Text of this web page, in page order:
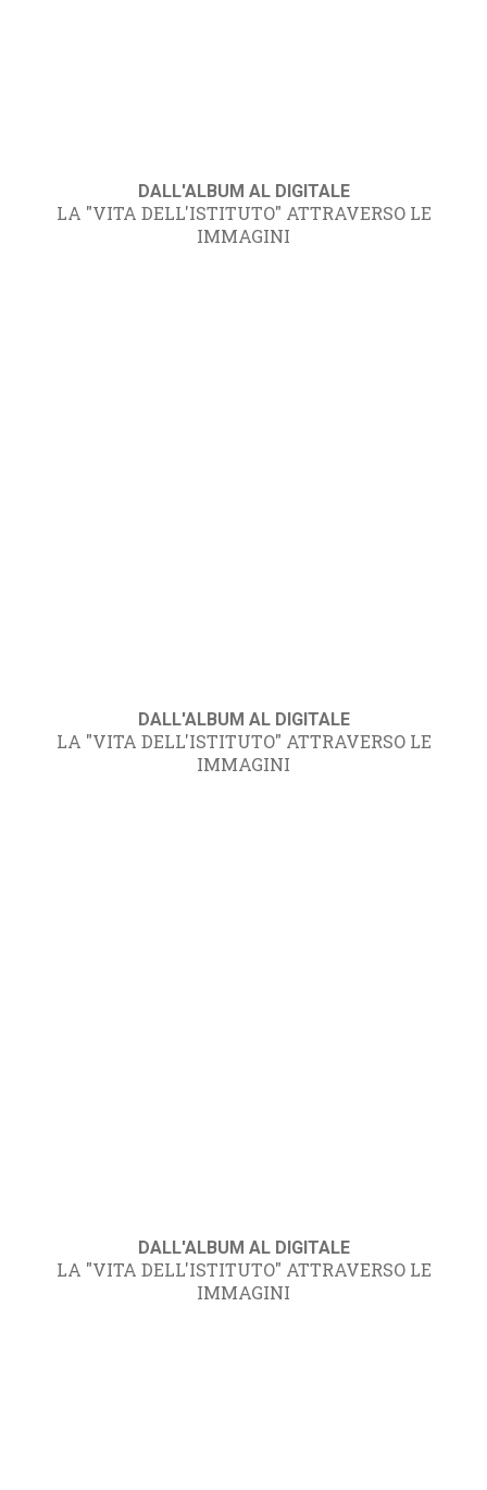
DALL'ALBUM AL DIGITALE
LA "VITA DELL'ISTITUTO" ATTRAVERSO LE
IMMAGINI
DALL'ALBUM AL DIGITALE
LA "VITA DELL'ISTITUTO" ATTRAVERSO LE
IMMAGINI
DALL'ALBUM AL DIGITALE
LA "VITA DELL'ISTITUTO" ATTRAVERSO LE
IMMAGINI